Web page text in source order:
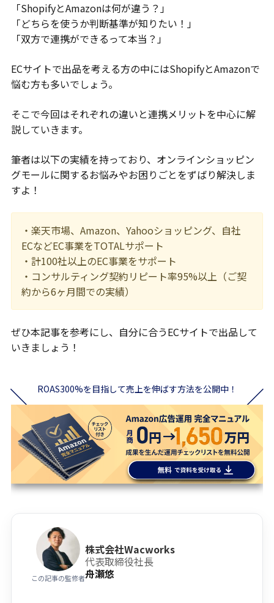
「ShopifyとAmazonは何が違う？」
「どちらを使うか判断基準が知りたい！」
「双方で連携ができるって本当？」
ECサイトで出品を考える方の中にはShopifyとAmazonで
悩む方も多いでしょう。
そこで今回はそれぞれの違いと連携メリットを中心に解
説していきます。
筆者は以下の実績を持っており、オンラインショッピン
グモールに関するお悩みやお困りごとをずばり解決しま
すよ！
・楽天市場、Amazon、Yahooショッピング、自社
ECなどEC事業をTOTALサポート
・計100社以上のEC事業をサポート
・コンサルティング契約リピート率95%以上（ご契
約から6ヶ月間での実績）
ぜひ本記事を参考にし、自分に合うECサイトで出品して
いきましょう！
ROAS300%を目指して売上を伸ばす方法を公開中！
この記事の監修者
株式会社Wacworks
代表取締役社長
舟瀬悠